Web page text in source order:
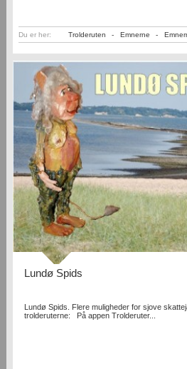
Du er her: Trolderuten - Emnerne -
Lundø Spids
Lundø Spids. Flere muligheder for sjove
trolderuterne: På appen Trolderuter...